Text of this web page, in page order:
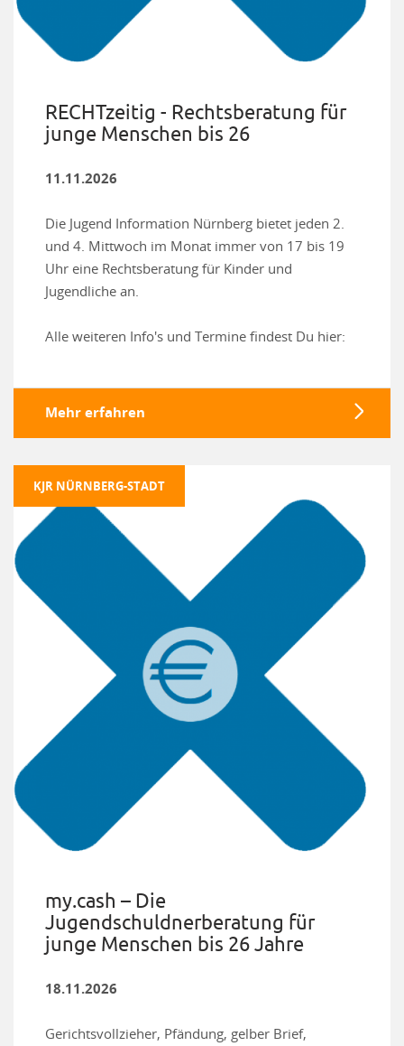
RECHTzeitig - Rechtsberatung für
junge Menschen bis 26
11.11.2026
Die Jugend Information Nürnberg bietet jeden 2.
und 4. Mittwoch im Monat immer von 17 bis 19
Uhr eine Rechtsberatung für Kinder und
Jugendliche an.
Alle weiteren Info's und Termine findest Du hier:
Mehr erfahren
KJR NÜRNBERG-STADT
my.cash – Die
Jugendschuldnerberatung für
junge Menschen bis 26 Jahre
18.11.2026
Gerichtsvollzieher, Pfändung, gelber Brief,